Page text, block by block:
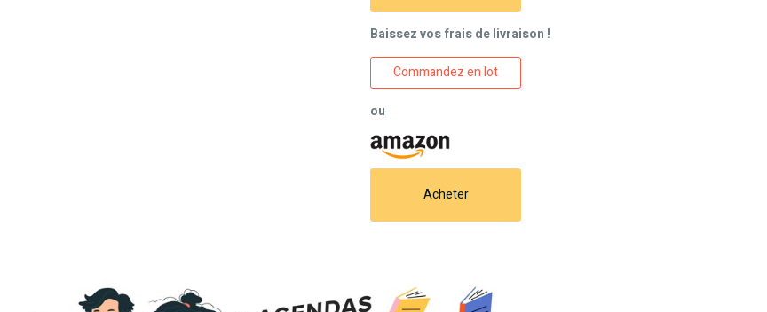
Baissez vos frais de livraison !
Commandez en lot
ou
Acheter